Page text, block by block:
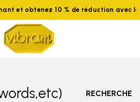
et obtenez 10 % de réduction avec le
RECHERCHE